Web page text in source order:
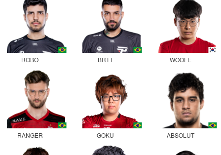
ROBO BRTT WOOFE
RANGER GOKU ABSOLUT